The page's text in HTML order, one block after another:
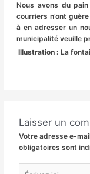
Nous avons du
courriers n’ont
à en adresser un
municipalité veuille
Illustration :La
Laisser un
Votre adresse e-
obligatoires sont
Écrivez